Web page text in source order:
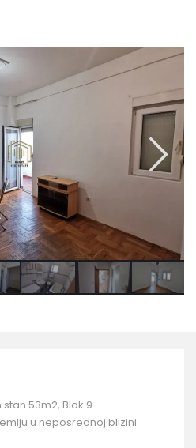
53m2, Blok 9.
u neposrednoj blizini